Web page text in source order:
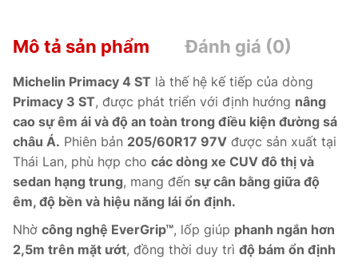
Mô tả sản phẩm Đánh giá (0)
Michelin Primacy 4 ST là thế hệ kế tiếp của dòng
Primacy 3 ST, được phát triển với định hướng nâng
cao sự êm ái và độ an toàn trong điều kiện đường sá
châu Á. Phiên bản 205/60R17 97V được sản xuất tại
Thái Lan, phù hợp cho các dòng xe CUV đô thị và
sedan hạng trung, mang đến sự cân bằng giữa độ
êm, độ bền và hiệu năng lái ổn định.
Nhờ công nghệ EverGrip™, lốp giúp phanh ngắn hơn
2,5m trên mặt ướt, đồng thời duy trì độ bám ổn định